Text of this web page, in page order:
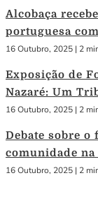
Alcobaça
portuguesa
16 Outubro, 2025 | 2
Exposição de
Nazaré: Um
16 Outubro, 2025 | 2
Debate sobre
comunidade
16 Outubro, 2025 | 2